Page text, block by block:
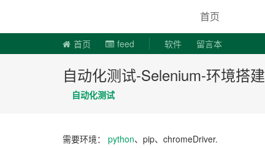
说易事
首页
首页 feed 软件 留言本
自动化测试-Selenium-环境搭建
自动化测试
需要环境： python、pip、chromeDriver.